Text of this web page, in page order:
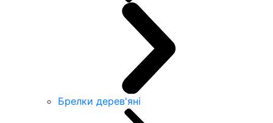
Брелки дерев'яні